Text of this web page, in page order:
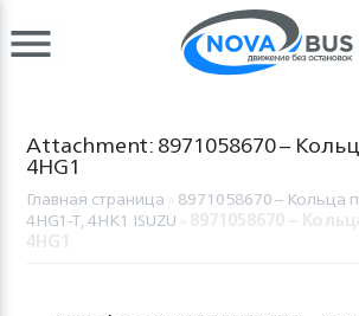
Attachment: 8971058670 –
4HG1
Главная страница 8971058670 – Кольца
4HG1-T, 4HK1 ISUZU